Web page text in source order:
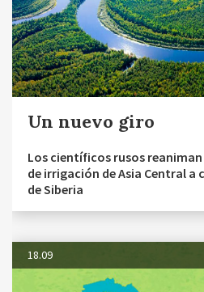
Un nuevo giro
Los científicos rusos
de irrigación de Asia Central a
de Siberia
18.09